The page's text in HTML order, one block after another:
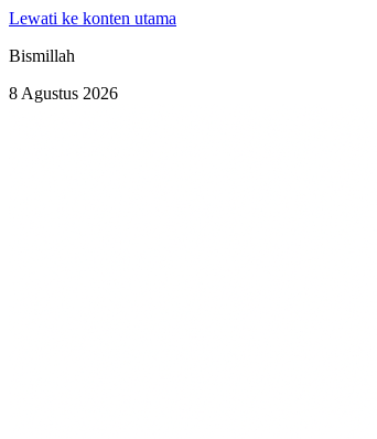
Lewati ke konten utama
Bismillah
8 Agustus 2026